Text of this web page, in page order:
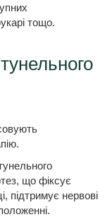
тощо.
що фіксує
підтримує нервові